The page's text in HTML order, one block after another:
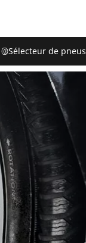
Sélecteur de pneus